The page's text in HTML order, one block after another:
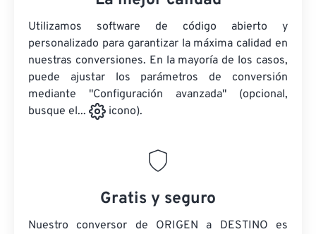
Utilizamos software de código abierto y
personalizado para garantizar la máxima calidad en
nuestras conversiones. En la mayoría de los casos,
puede ajustar los parámetros de conversión
mediante "Configuración avanzada" (opcional,
busque el...
icono).
Gratis y seguro
Nuestro conversor de ORIGEN a DESTINO es